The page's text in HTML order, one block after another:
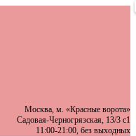
Москва, м. «Красные ворота»
Садовая-Черногрязская, 13/3 с1
11:00-21:00, без выходных